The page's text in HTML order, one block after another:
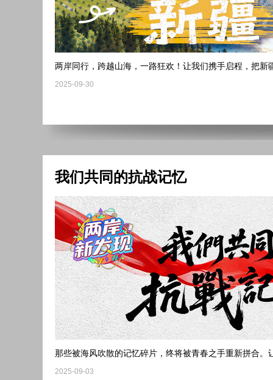
两岸同行，跨越山海，一路狂欢！让我们携手启程，把新
2025-09-30
我们共同的抗战记忆
那些被海风吹散的记忆碎片，终将被青春之手重新拼合
2025-09-03